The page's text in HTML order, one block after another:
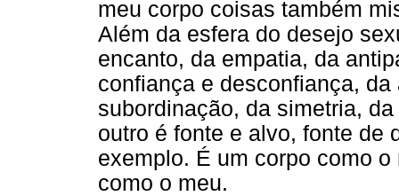
meu corpo coisas também
Além da esfera do desejo
encanto, da empatia, da
confiança e desconfiança,
subordinação, da simetria,
outro é fonte e alvo, fonte de
exemplo. É um corpo como
como o meu.